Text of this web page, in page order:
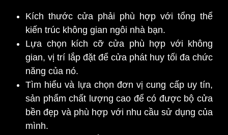
Kích thước cửa phải phù hợp với tổng thể
kiến trúc không gian ngôi nhà bạn.
Lựa chọn kích cỡ cửa phù hợp với không
gian, vị trí lắp đặt để cửa phát huy tối đa chức
năng của nó.
Tìm hiểu và lựa chọn đơn vị cung cấp uy tín,
sản phẩm chất lượng cao để có được bộ cửa
bền đẹp và phù hợp với nhu cầu sử dụng của
mình.